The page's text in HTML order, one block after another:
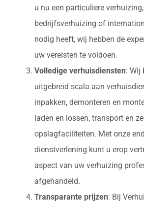
u nu een particuliere verhuizing,
bedrijfsverhuizing of
nodig heeft, wij hebben de
uw vereisten te voldoen.
Volledige verhuisdiensten: Wij
uitgebreid scala aan
inpakken, demonteren en
laden en lossen, transport en
opslagfaciliteiten. Met onze
dienstverlening kunt u erop
aspect van uw verhuizing
afgehandeld.
Transparante prijzen: Bij